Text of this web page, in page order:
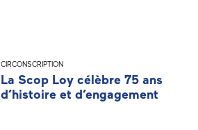
CIRCONSCRIPTION
La Scop Loy célèbre 75 ans
d’histoire et d’engagement